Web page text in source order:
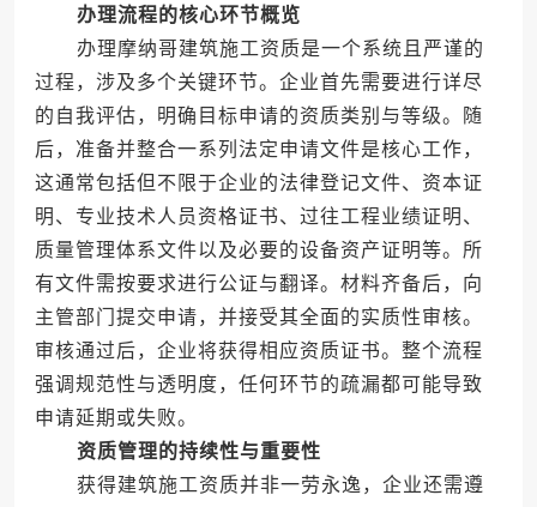
办理流程的核心环节概览
办理摩纳哥建筑施工资质是一个系统且严谨的
过程，涉及多个关键环节。企业首先需要进行详尽
的自我评估，明确目标申请的资质类别与等级。随
后，准备并整合一系列法定申请文件是核心工作，
这通常包括但不限于企业的法律登记文件、资本证
明、专业技术人员资格证书、过往工程业绩证明、
质量管理体系文件以及必要的设备资产证明等。所
有文件需按要求进行公证与翻译。材料齐备后，向
主管部门提交申请，并接受其全面的实质性审核。
审核通过后，企业将获得相应资质证书。整个流程
强调规范性与透明度，任何环节的疏漏都可能导致
申请延期或失败。
资质管理的持续性与重要性
获得建筑施工资质并非一劳永逸，企业还需遵